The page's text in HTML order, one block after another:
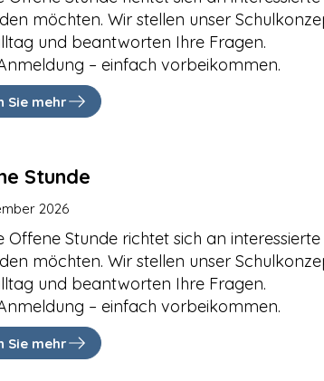
möchten. Wir stellen unser
und beantworten Ihre Fragen.
– einfach vorbeikommen.
Sie mehr
Stunde
2026
Offene Stunde richtet sich an
möchten. Wir stellen unser
und beantworten Ihre Fragen.
– einfach vorbeikommen.
Sie mehr